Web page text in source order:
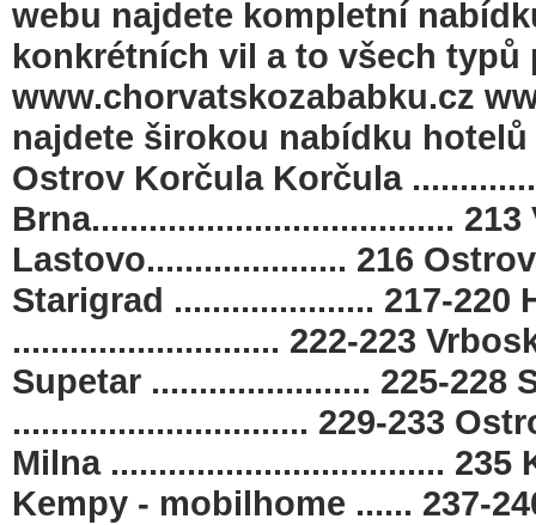
webu najdete kompletní
konkrétních vil a to všech typů
www.chorvatskozababku.cz
najdete širokou nabídku
Ostrov Korčula Korčula
Brna......................................
Lastovo..................... 216
Starigrad ..................... 217-220
............................ 222-223
Supetar ....................... 225-228
............................... 229-233
Milna ................................... 235
Kempy - mobilhome ...... 237-